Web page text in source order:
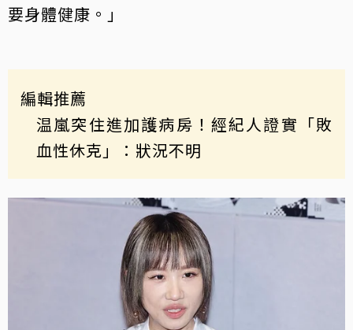
要身體健康。」
編輯推薦
温嵐突住進加護病房！經紀人證實「敗
血性休克」：狀況不明